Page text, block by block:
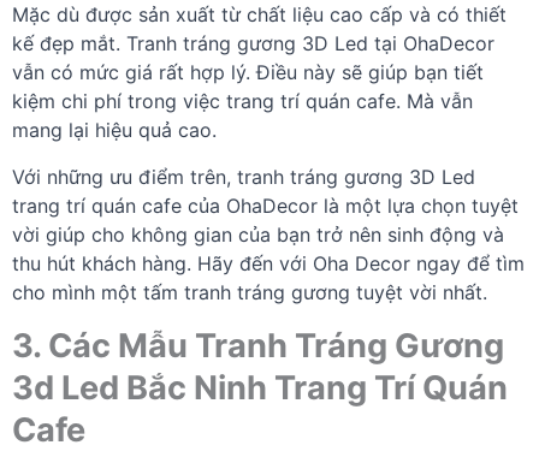
Mặc dù được sản xuất từ chất liệu cao cấp và có thiết
kế đẹp mắt. Tranh tráng gương 3D Led tại OhaDecor
vẫn có mức giá rất hợp lý. Điều này sẽ giúp bạn tiết
kiệm chi phí trong việc trang trí quán cafe. Mà vẫn
mang lại hiệu quả cao.
Với những ưu điểm trên, tranh tráng gương 3D Led
trang trí quán cafe của OhaDecor là một lựa chọn tuyệt
vời giúp cho không gian của bạn trở nên sinh động và
thu hút khách hàng. Hãy đến với Oha Decor ngay để tìm
cho mình một tấm tranh tráng gương tuyệt vời nhất.
3. Các Mẫu Tranh Tráng Gương
3d Led Bắc Ninh Trang Trí Quán
Cafe